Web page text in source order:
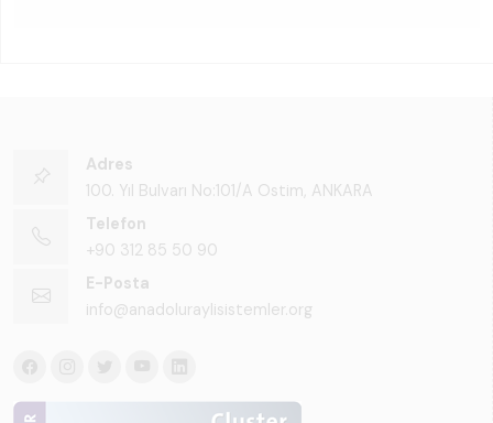
Adres
100. Yıl Bulvarı No:101/A Ostim, ANKARA
Telefon
+90 312 85 50 90
E-Posta
info@anadoluraylisistemler.org